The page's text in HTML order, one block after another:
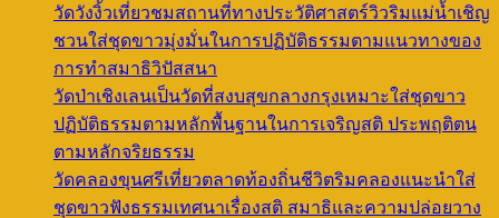
วัดวังงิ้วเที่ยวชมสถานที่ทางประวัติศาสตร์วิวริมแม่น้ำเชิญ
ชวนใส่ชุดขาวมุ่งมั่นในการปฏิบัติธรรมตามแนวทางของ
การทำสมาธิวิปัสสนา
วัดป่าเชิงเลนเป็นวัดที่สงบสุขกลางกรุงเหมาะใส่ชุดขาว
ปฏิบัติธรรมตามหลักพื้นฐานในการเจริญสติ ประพฤติตน
ตามหลักจริยธรรม
วัดคลองขุนศรีเที่ยวตลาดท้องถิ่นชีวิตริมคลองแนะนำใส่
ชุดขาวฟังธรรมเทศนาเรื่องสติ สมาธิและความปล่อยวาง